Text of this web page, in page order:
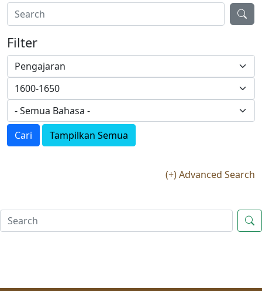
Filter
Cari Tampilkan Semua
(+) Advanced Search